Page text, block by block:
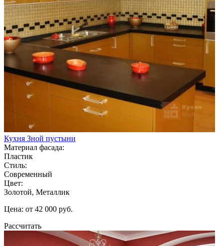
Кухня Зной пустыни
Материал фасада:
Пластик
Стиль:
Современный
Цвет:
Золотой, Металлик
Цена: от 42 000 руб.
Рассчитать